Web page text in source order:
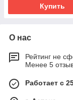
Купить
О нас
Рейтинг не
Менее 5
Работает с